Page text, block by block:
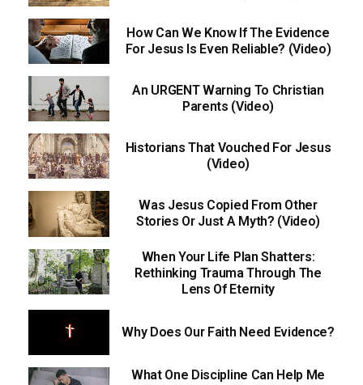
How Can We Know If The Evidence
For Jesus Is Even Reliable? (Video)
An URGENT Warning To Christian
Parents (Video)
Historians That Vouched For Jesus
(Video)
Was Jesus Copied From Other
Stories Or Just A Myth? (Video)
When Your Life Plan Shatters:
Rethinking Trauma Through The
Lens Of Eternity
Why Does Our Faith Need Evidence?
What One Discipline Can Help Me